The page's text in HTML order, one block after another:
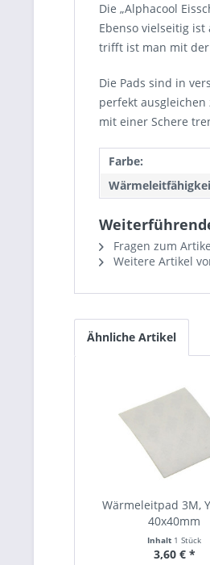
Die „Alphacool
Ebenso vielseitig
trifft ist man mit der
Die Pads sind in
perfekt ausgleichen
mit einer Schere
Farbe:
Fragen zum
Weitere Artikel
Ähnliche Artikel
Wärmeleitpad 3M,
40x40mm
Inhalt 1 Stück
3,60 € *